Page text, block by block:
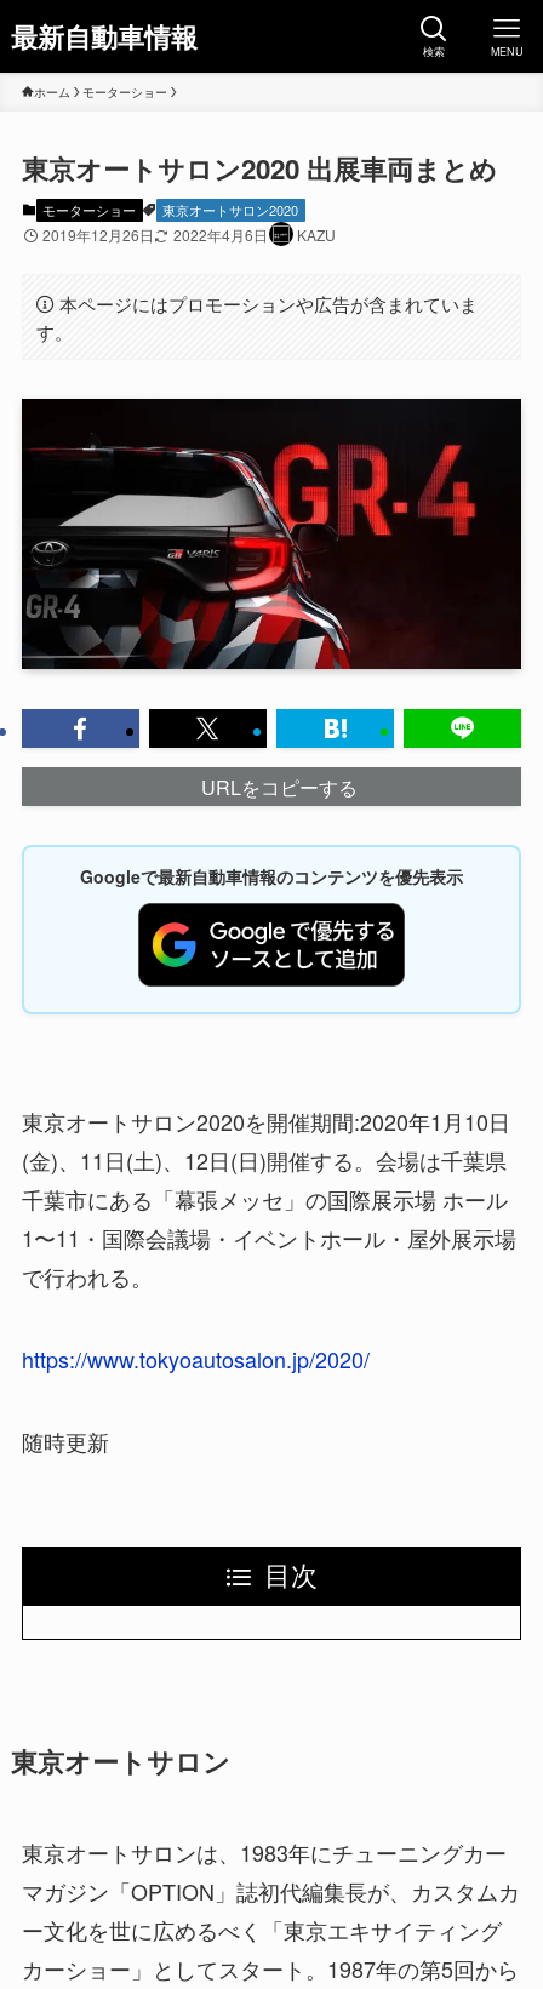
最新自動車情報 検索 MENU
ホーム モーターショー
東京オートサロン2020 出展車両まとめ
モーターショー 東京オートサロン2020
2019年12月26日 2022年4月6日 KAZU
本ページにはプロモーションや広告が含まれていま
す。
URLをコピーする
Googleで最新自動車情報のコンテンツを優先表示
東京オートサロン2020を開催期間:2020年1月10日
(金)、11日(土)、12日(日)開催する。会場は千葉県
千葉市にある「幕張メッセ」の国際展示場 ホール
1〜11・国際会議場・イベントホール・屋外展示場
で行われる。
https://www.tokyoautosalon.jp/2020/
随時更新
目次
東京オートサロン
東京オートサロンは、1983年にチューニングカー
マガジン「OPTION」誌初代編集長が、カスタムカ
ー文化を世に広めるべく「東京エキサイティング
カーショー」としてスタート。1987年の第5回から